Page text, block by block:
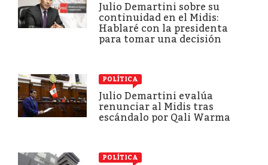
Julio Demartini sobre su
continuidad en el Midis:
Hablaré con la presidenta
para tomar una decisión
POLÍTICA
Julio Demartini evalúa
renunciar al Midis tras
escándalo por Qali Warma
POLÍTICA